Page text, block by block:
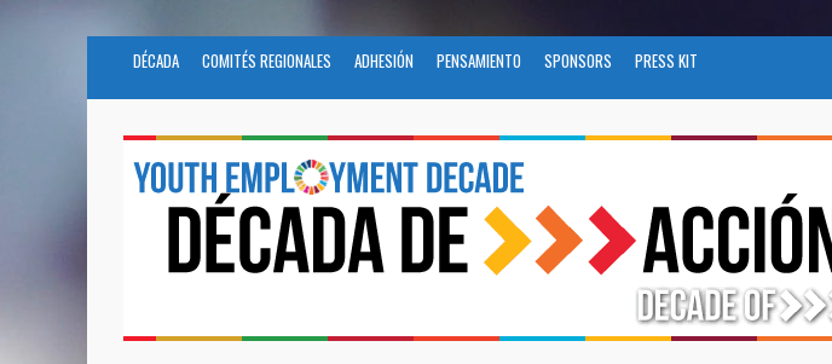
DÉCADA COMITÉS REGIONALES ADHESIÓN PENSAMIENTO SPONSORS PRESS KIT